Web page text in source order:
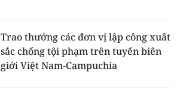
Trao thưởng các đơn vị lập công xuất
sắc chống tội phạm trên tuyến biên
giới Việt Nam-Campuchia